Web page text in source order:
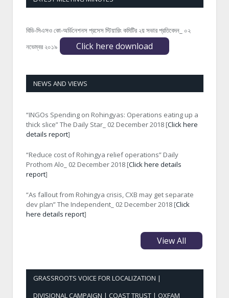
বিডি-সিএসও কো-অর্ডিনেশনস প্রসেস স্টিয়ারিং কমিটির ২য় সভার প্রতিবেদন_ ০২
নভেম্বর ২০১৯
Click here download
NEWS AND VIEWS
“INGOs Spending on Rohingyas: Operations eating up a
thick slice” The Daily Star_ 02 December 2018 [Click here
details report]
“Reduce cost of Rohingya relief operations” Daily
Prothom Alo_ 02 December 2018 [Click here details
report]
“As fallout from Rohingya crisis, CXB may get separate
dev plan” The Independent_ 02 December 2018 [Click
here details report]
View All
GRASSROOTS VOICE FOR LOCALIZATION |
DIVISIONAL CAMPAIGN | COAST TRUST | OXFAM